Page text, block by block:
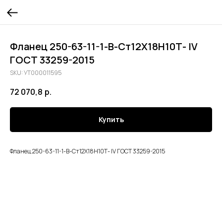
Фланец 250-63-11-1-В-Ст12Х18Н10Т- lV
ГОСТ 33259-2015
SKU:УТ000011595
72 070,8 р.
Купить
Фланец 250-63-11-1-В-Ст12Х18Н10Т- lV ГОСТ 33259-2015